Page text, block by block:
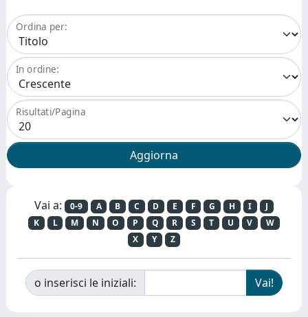
Ordina per:
In ordine:
Risultati/Pagina
Vai a: 0-9 A B C D E F G H I
J
K
L M N O P Q R S T U V
W
X
Y Z
o inserisci le iniziali: